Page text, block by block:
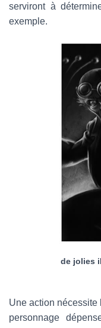
serviront à
exemple.
de jolies
Une action nécessite
personnage